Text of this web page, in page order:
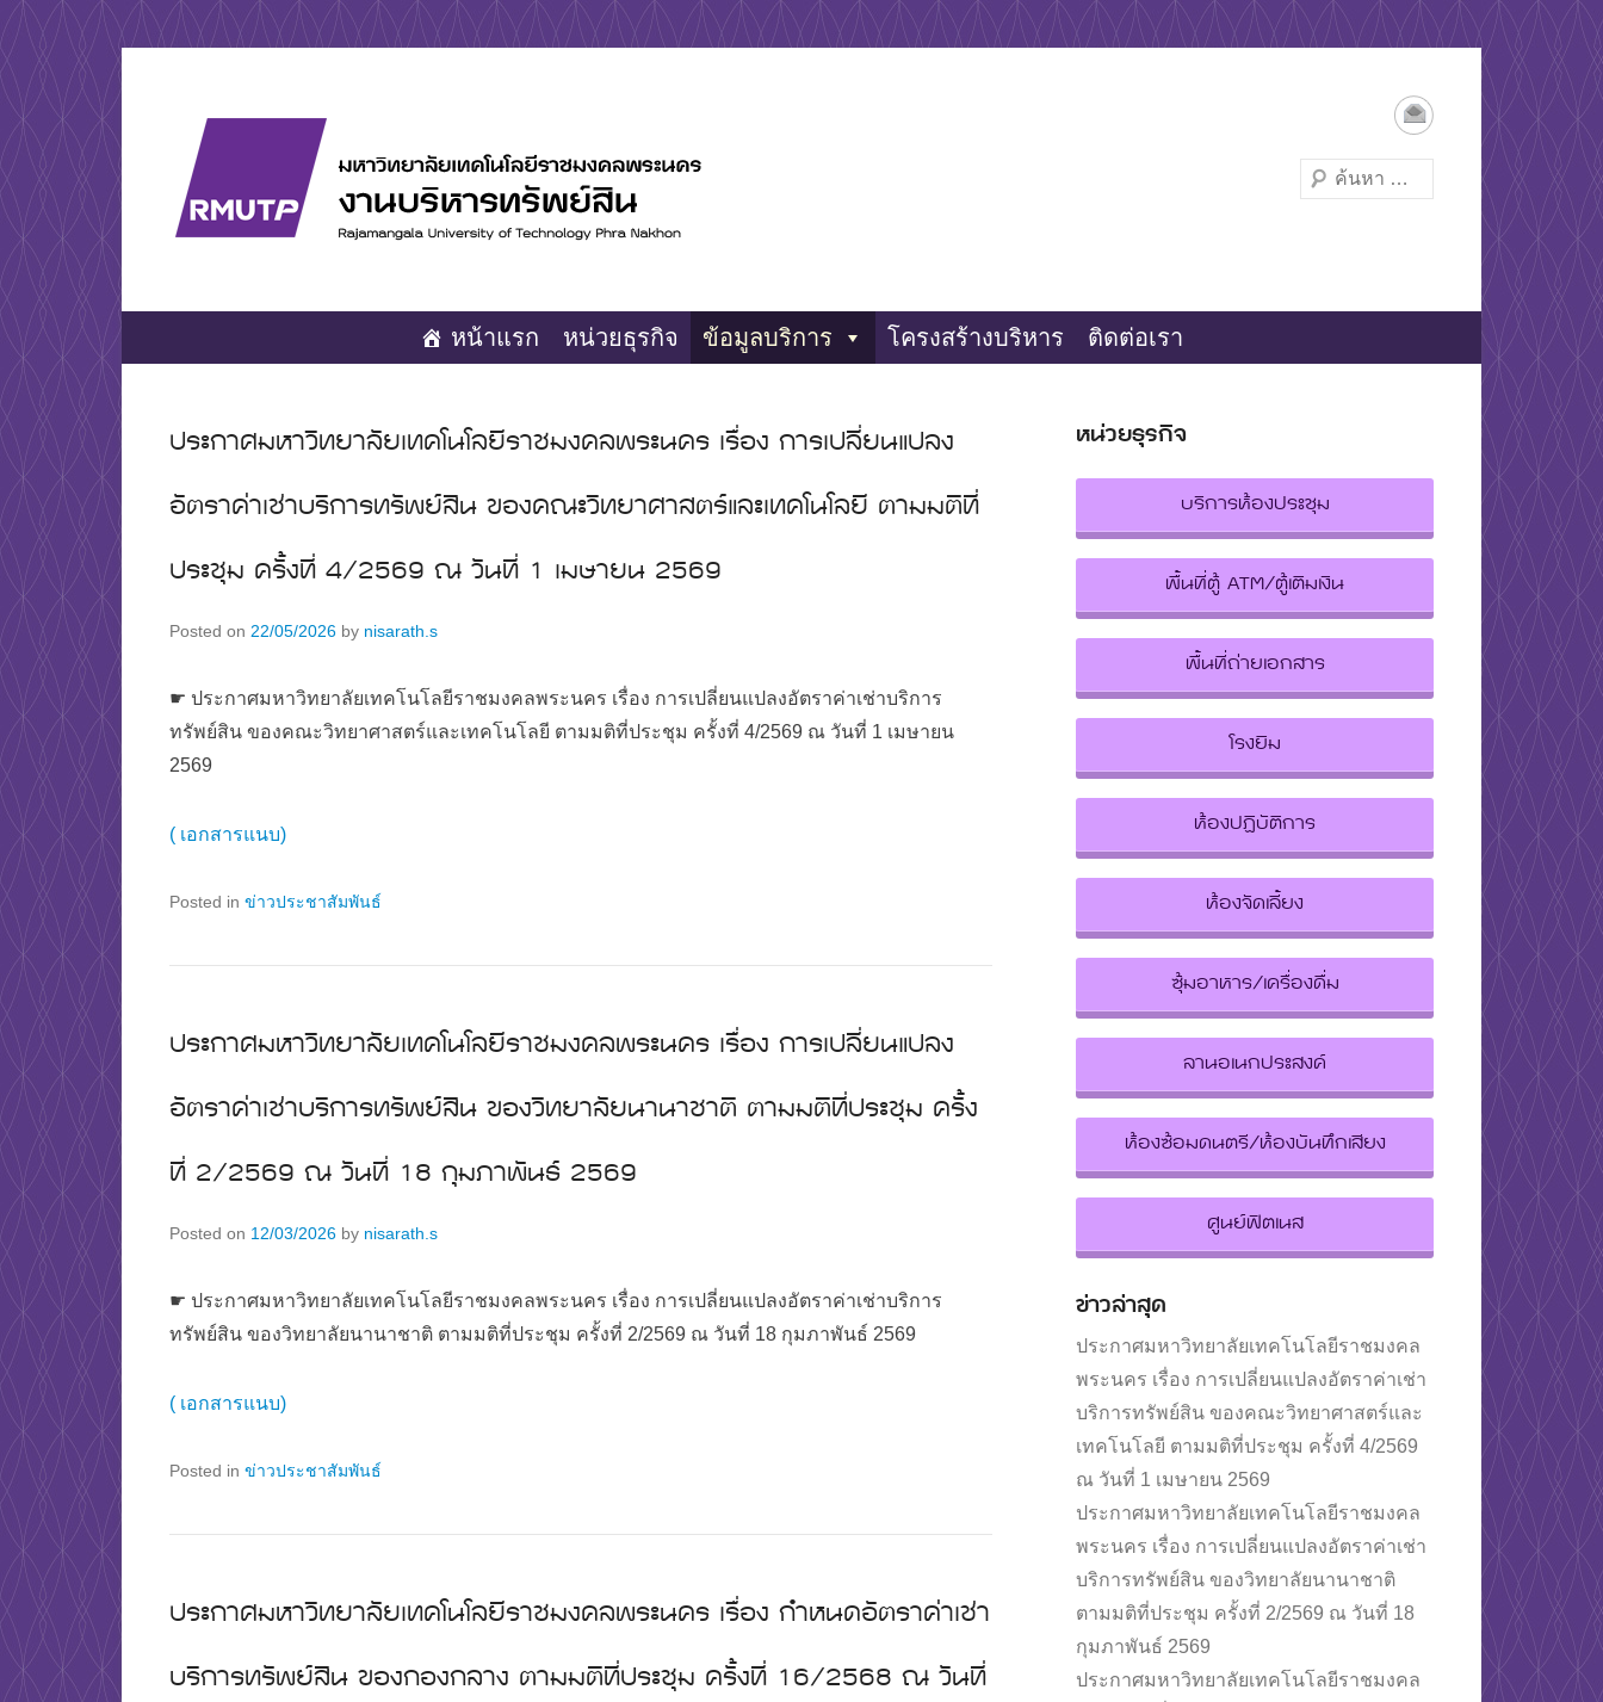
งานบริหารทรัพย์สิน มทร.พระนคร
Search
หน้าแรก หน่วยธุรกิจ ข้อมูลบริการ โครงสร้างบริหาร ติดต่อเรา
ประกาศมหาวิทยาลัยเทคโนโลยีราชมงคลพระนคร เรื่อง การเปลี่ยนแปลง
อัตราค่าเช่าบริการทรัพย์สิน ของคณะวิทยาศาสตร์และเทคโนโลยี ตามมติที่
ประชุม ครั้งที่ 4/2569 ณ วันที่ 1 เมษายน 2569
Posted on 22/05/2026 by nisarath.s
☛ ประกาศมหาวิทยาลัยเทคโนโลยีราชมงคลพระนคร เรื่อง การเปลี่ยนแปลงอัตราค่าเช่าบริการ
ทรัพย์สิน ของคณะวิทยาศาสตร์และเทคโนโลยี ตามมติที่ประชุม ครั้งที่ 4/2569 ณ วันที่ 1 เมษายน
2569
( เอกสารแนบ)
Posted in ข่าวประชาสัมพันธ์
ประกาศมหาวิทยาลัยเทคโนโลยีราชมงคลพระนคร เรื่อง การเปลี่ยนแปลง
อัตราค่าเช่าบริการทรัพย์สิน ของวิทยาลัยนานาชาติ ตามมติที่ประชุม ครั้ง
ที่ 2/2569 ณ วันที่ 18 กุมภาพันธ์ 2569
Posted on 12/03/2026 by nisarath.s
☛ ประกาศมหาวิทยาลัยเทคโนโลยีราชมงคลพระนคร เรื่อง การเปลี่ยนแปลงอัตราค่าเช่าบริการ
ทรัพย์สิน ของวิทยาลัยนานาชาติ ตามมติที่ประชุม ครั้งที่ 2/2569 ณ วันที่ 18 กุมภาพันธ์ 2569
( เอกสารแนบ)
Posted in ข่าวประชาสัมพันธ์
ประกาศมหาวิทยาลัยเทคโนโลยีราชมงคลพระนคร เรื่อง กำหนดอัตราค่าเช่า
บริการทรัพย์สิน ของกองกลาง ตามมติที่ประชุม ครั้งที่ 16/2568 ณ วันที่
หน่วยธุรกิจ
บริการห้องประชุม
พื้นที่ตู้ ATM/ตู้เติมเงิน
พื้นที่ถ่ายเอกสาร
โรงยิม
ห้องปฏิบัติการ
ห้องจัดเลี้ยง
ซุ้มอาหาร/เครื่องดื่ม
ลานอเนกประสงค์
ห้องซ้อมดนตรี/ห้องบันทึกเสียง
ศูนย์ฟิตเนส
ข่าวล่าสุด
ประกาศมหาวิทยาลัยเทคโนโลยีราชมงคล
พระนคร เรื่อง การเปลี่ยนแปลงอัตราค่าเช่า
บริการทรัพย์สิน ของคณะวิทยาศาสตร์และ
เทคโนโลยี ตามมติที่ประชุม ครั้งที่ 4/2569
ณ วันที่ 1 เมษายน 2569
ประกาศมหาวิทยาลัยเทคโนโลยีราชมงคล
พระนคร เรื่อง การเปลี่ยนแปลงอัตราค่าเช่า
บริการทรัพย์สิน ของวิทยาลัยนานาชาติ
ตามมติที่ประชุม ครั้งที่ 2/2569 ณ วันที่ 18
กุมภาพันธ์ 2569
ประกาศมหาวิทยาลัยเทคโนโลยีราชมงคล